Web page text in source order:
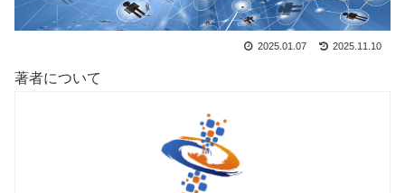
2025.01.07 2025.11.10
著者について